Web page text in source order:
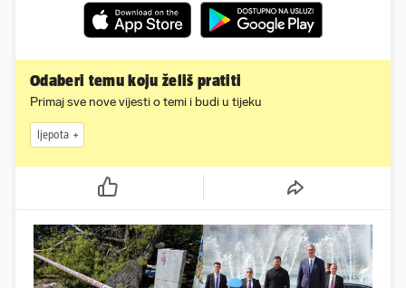
Odaberi temu koju želiš pratiti
Primaj sve nove vijesti o temi i budi u tijeku
ljepota